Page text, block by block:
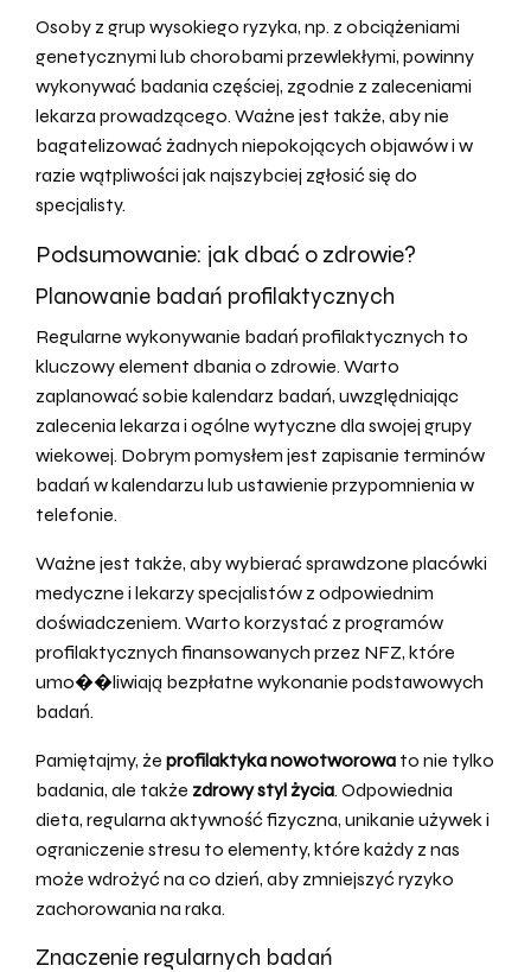
Osoby z grup wysokiego ryzyka, np. z obciążeniami
genetycznymi lub chorobami przewlekłymi, powinny
wykonywać badania częściej, zgodnie z zaleceniami
lekarza prowadzącego. Ważne jest także, aby nie
bagatelizować żadnych niepokojących objawów i w
razie wątpliwości jak najszybciej zgłosić się do
specjalisty.
Podsumowanie: jak dbać o zdrowie?
Planowanie badań profilaktycznych
Regularne wykonywanie badań profilaktycznych to
kluczowy element dbania o zdrowie. Warto
zaplanować sobie kalendarz badań, uwzględniając
zalecenia lekarza i ogólne wytyczne dla swojej grupy
wiekowej. Dobrym pomysłem jest zapisanie terminów
badań w kalendarzu lub ustawienie przypomnienia w
telefonie.
Ważne jest także, aby wybierać sprawdzone placówki
medyczne i lekarzy specjalistów z odpowiednim
doświadczeniem. Warto korzystać z programów
profilaktycznych finansowanych przez NFZ, które
umo��liwiają bezpłatne wykonanie podstawowych
badań.
Pamiętajmy, że profilaktyka nowotworowa to nie tylko
badania, ale także zdrowy styl życia. Odpowiednia
dieta, regularna aktywność fizyczna, unikanie używek i
ograniczenie stresu to elementy, które każdy z nas
może wdrożyć na co dzień, aby zmniejszyć ryzyko
zachorowania na raka.
Znaczenie regularnych badań